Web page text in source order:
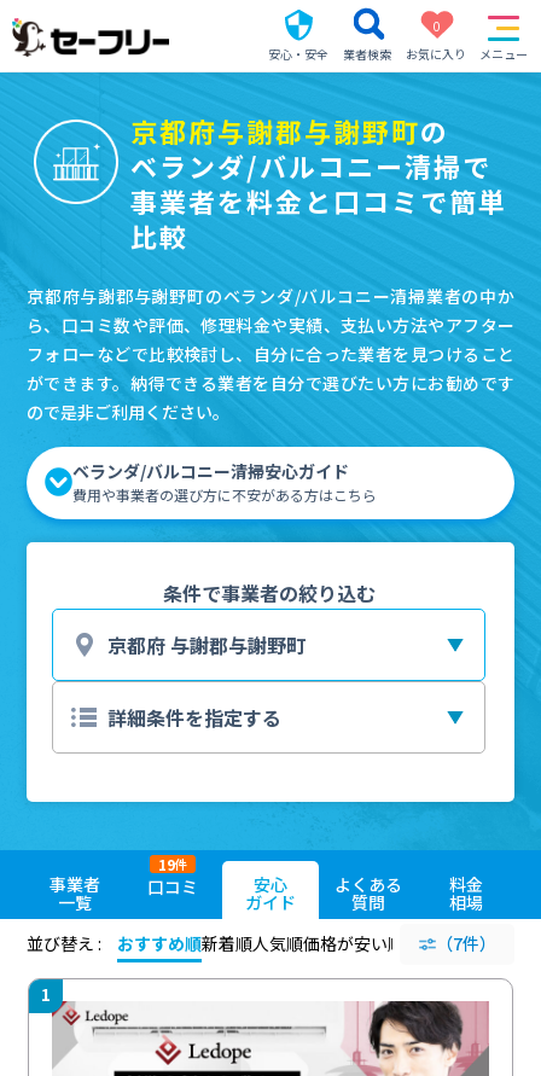
安心・安全 業者検索
0
お気に入り
メニュー
京都府与謝郡与謝野町の
ベランダ/バルコニー清掃で
事業者を料金と口コミで簡単
比較
京都府与謝郡与謝野町のベランダ/バルコニー清掃業者の中か
ら、口コミ数や評価、修理料金や実績、支払い方法やアフター
フォローなどで比較検討し、自分に合った業者を見つけること
ができます。納得できる業者を自分で選びたい方にお勧めです
ので是非ご利用ください。
ベランダ/バルコニー清掃安心ガイド
費用や事業者の選び方に不安がある方はこちら
条件で事業者の絞り込む
事業者
一覧
口コミ
19件
安心
ガイド
よくある
質問
料金
相場
並び替え :
おすすめ順新着順人気順価格が安い順 評価が高い順
（7件）
1